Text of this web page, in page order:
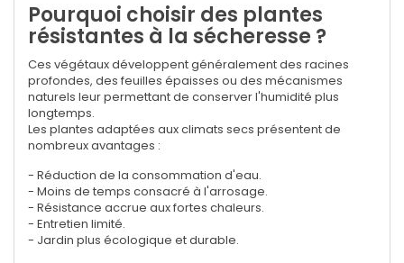
Pourquoi choisir des plantes
résistantes à la sécheresse ?
Ces végétaux développent généralement des racines
profondes, des feuilles épaisses ou des mécanismes
naturels leur permettant de conserver l'humidité plus
longtemps.
Les plantes adaptées aux climats secs présentent de
nombreux avantages :
- Réduction de la consommation d'eau.
- Moins de temps consacré à l'arrosage.
- Résistance accrue aux fortes chaleurs.
- Entretien limité.
- Jardin plus écologique et durable.